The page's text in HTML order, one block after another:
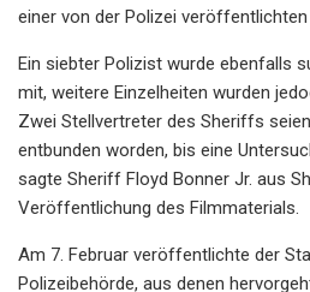
einer von der Polizei veröffentlichten
Ein siebter Polizist wurde ebenfalls
mit, weitere Einzelheiten wurden
Zwei Stellvertreter des Sheriffs
entbunden worden, bis eine
sagte Sheriff Floyd Bonner Jr. aus
Veröffentlichung des Filmmaterials.
Am 7. Februar veröffentlichte der
Polizeibehörde, aus denen